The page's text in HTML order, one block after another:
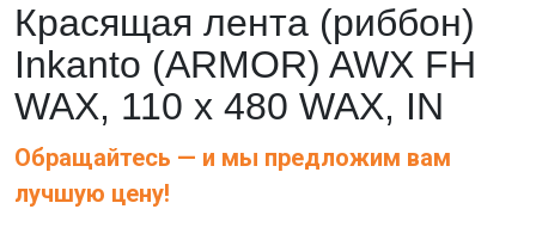
Красящая лента (риббон)
Inkanto (ARMOR) AWX FH
WAX, 110 х 480 WAX, IN
Обращайтесь — и мы предложим вам
лучшую цену!